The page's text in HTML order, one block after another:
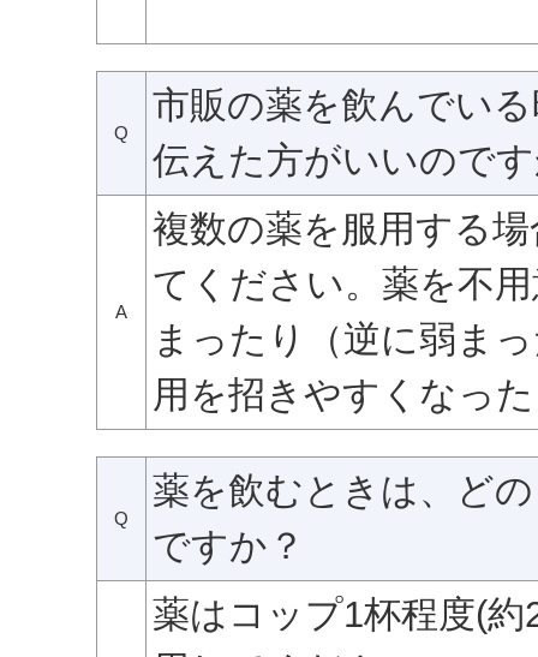
Q
市販の薬を飲んでい
伝えた方がいいので
A
複数の薬を服用する
てください。薬を不
まったり（逆に弱ま
用を招きやすくなっ
Q
薬を飲むときは、ど
ですか？
薬はコップ1杯程度(